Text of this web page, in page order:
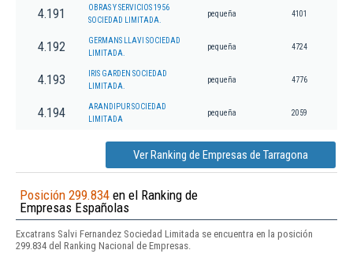
4.191
OBRAS Y SERVICIOS 1956
SOCIEDAD LIMITADA.
pequeña 4101
4.192
GERMANS LLAVI SOCIEDAD
LIMITADA.
pequeña 4724
4.193
IRIS GARDEN SOCIEDAD
LIMITADA.
pequeña 4776
4.194
ARANDIPUR SOCIEDAD
LIMITADA
pequeña 2059
Ver Ranking de Empresas de Tarragona
Posición 299.834 en el Ranking de
Empresas Españolas
Excatrans Salvi Fernandez Sociedad Limitada se encuentra en la posición
299.834 del Ranking Nacional de Empresas.